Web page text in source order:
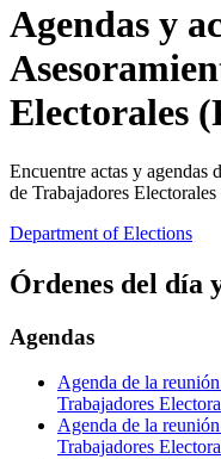
Agendas y
Electorales
Encuentre actas y agendas
de Trabajadores
Department of Elections
Órdenes del día
Agendas
Agenda de la
Trabajadores
Agenda de la
Trabajadores